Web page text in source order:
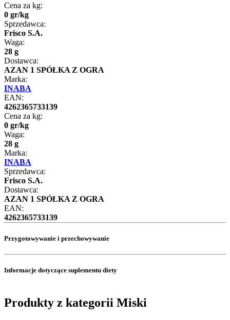
Cena za kg:
0 gr/kg
Sprzedawca:
Frisco S.A.
Waga:
28 g
Dostawca:
AZAN 1 SPÓŁKA Z OGRA
Marka:
INABA
EAN:
4262365733139
Cena za kg:
0 gr/kg
Waga:
28 g
Marka:
INABA
Sprzedawca:
Frisco S.A.
Dostawca:
AZAN 1 SPÓŁKA Z OGRA
EAN:
4262365733139
Przygotowywanie i przechowywanie
Informacje dotyczące suplementu diety
Produkty z kategorii Miski